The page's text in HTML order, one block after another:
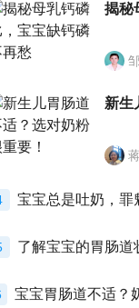
宝宝总是吐奶，罪
了解宝宝的胃肠道